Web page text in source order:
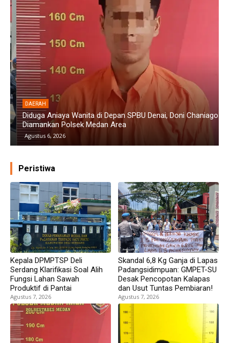
DAERAH
Diduga Aniaya Wanita di Depan SPBU Denai, Doni Chaniago
Diamankan Polsek Medan Area
Agustus 6, 2026
Peristiwa
Kepala DPMPTSP Deli
Serdang Klarifikasi Soal Alih
Fungsi Lahan Sawah
Produktif di Pantai
Agustus 7, 2026
Skandal 6,8 Kg Ganja di Lapas
Padangsidimpuan: GMPET-SU
Desak Pencopotan Kalapas
dan Usut Tuntas Pembiaran!
Agustus 7, 2026